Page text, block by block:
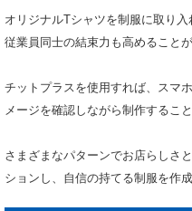
オリジナルTシャツを制服に取り入
従業員同士の結束力も高めることが
チットプラスを使用すれば、スマ
メージを確認しながら制作すること
さまざまなパターンでお店らしさ
ションし、自信の持てる制服を作